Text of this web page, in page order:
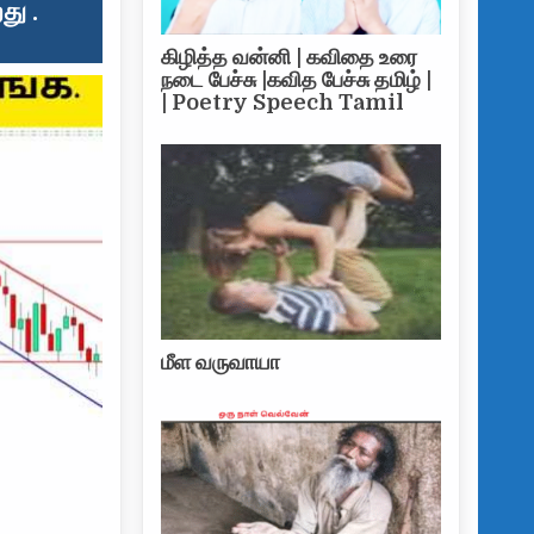
.
கிழித்த வன்னி | கவிதை உரை
நடை பேச்சு |கவித பேச்சு தமிழ் |
| Poetry Speech Tamil
மீள வருவாயா